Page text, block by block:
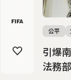
引爆
法務
公平